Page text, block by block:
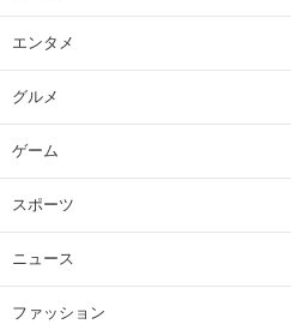
エンタメ
グルメ
ゲーム
スポーツ
ニュース
ファッション